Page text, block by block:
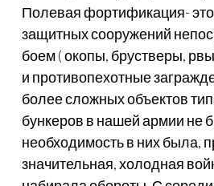
Полевая фортификация- это
защитных сооружений
боем ( окопы, брустверы,
и противопехотные
более сложных объектов
бункеров в нашей армии не
необходимость в них была,
значительная, холодная